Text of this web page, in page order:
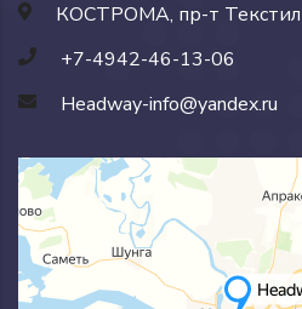
КОСТРОМА, пр-т
+7-4942-46-13-06
Headway-info@yandex.ru